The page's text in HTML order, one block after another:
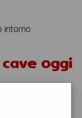
intorno
oggi